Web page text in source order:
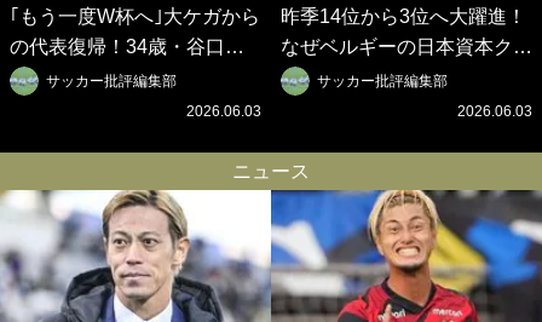
｢もう一度W杯へ｣大ケガから
の代表復帰！34歳・谷口彰
悟の奇跡を支えた日本資本の
ベルギークラブ、次なる野望
ロイデン立石敬之CEOの世
界戦略】(2)
サッカー批評編集部
2026.06.03
昨季14位から3位へ大躍進！
なぜベルギーの日本資本クラ
ブは創設102年目に歴史的快
挙を成し遂げられたのか？
之CEOの世界戦略】(1)
サッカー批評編集部
2026.06.03
ニュース